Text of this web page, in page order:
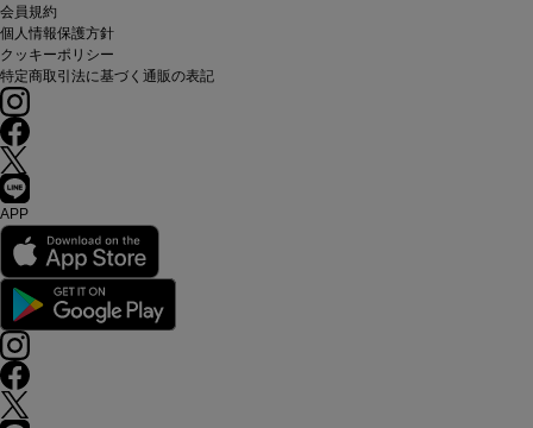
会員規約
個人情報保護方針
クッキーポリシー
特定商取引法に基づく通販の表記
APP